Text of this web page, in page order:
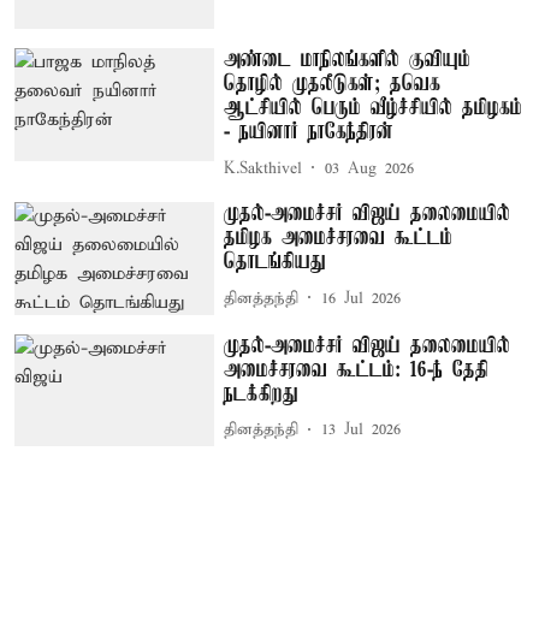
அண்டை மாநிலங்களில் குவியும்
தொழில் முதலீடுகள்; தவெக
ஆட்சியில் பெரும் வீழ்ச்சியில் தமிழகம்
- நயினார் நாகேந்திரன்
K.Sakthivel 03 Aug 2026
முதல்-அமைச்சர் விஜய் தலைமையில்
தமிழக அமைச்சரவை கூட்டம்
தொடங்கியது
தினத்தந்தி 16 Jul 2026
முதல்-அமைச்சர் விஜய் தலைமையில்
அமைச்சரவை கூட்டம்: 16-ந் தேதி
நடக்கிறது
தினத்தந்தி 13 Jul 2026